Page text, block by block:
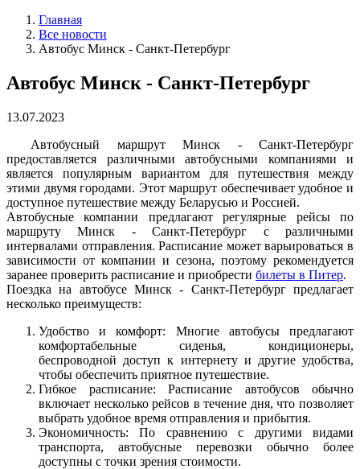
Главная
Все новости
Автобус Минск - Санкт-Петербург
Автобус Минск - Санкт-Петербург
13.07.2023
Автобусный маршрут Минск - Санкт-Петербург
предоставляется различными автобусными компаниями и
является популярным вариантом для путешествия между
этими двумя городами. Этот маршрут обеспечивает удобное и
доступное путешествие между Беларусью и Россией.
Автобусные компании предлагают регулярные рейсы по
маршруту Минск - Санкт-Петербург с различными
интервалами отправления. Расписание может варьироваться в
зависимости от компании и сезона, поэтому рекомендуется
заранее проверить расписание и приобрести билеты в Питер.
Поездка на автобусе Минск - Санкт-Петербург предлагает
несколько преимуществ:
Удобство и комфорт: Многие автобусы предлагают
комфортабельные сиденья, кондиционеры,
беспроводной доступ к интернету и другие удобства,
чтобы обеспечить приятное путешествие.
Гибкое расписание: Расписание автобусов обычно
включает несколько рейсов в течение дня, что позволяет
выбрать удобное время отправления и прибытия.
Экономичность: По сравнению с другими видами
транспорта, автобусные перевозки обычно более
доступны с точки зрения стоимости.